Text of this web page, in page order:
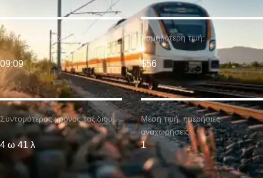
Συντομότερος χρόνος ταξιδιού:
4 ω 41 λ
Η νωρίτερη αναχώρηση:
09:09
Χαμηλότερη τιμή:
$56
Μέση τιμή. ημερήσιες
αναχωρήσεις:
1